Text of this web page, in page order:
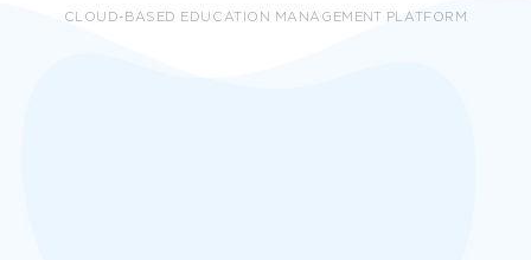
CLOUD-BASED EDUCATION MANAGEMENT PLATFORM